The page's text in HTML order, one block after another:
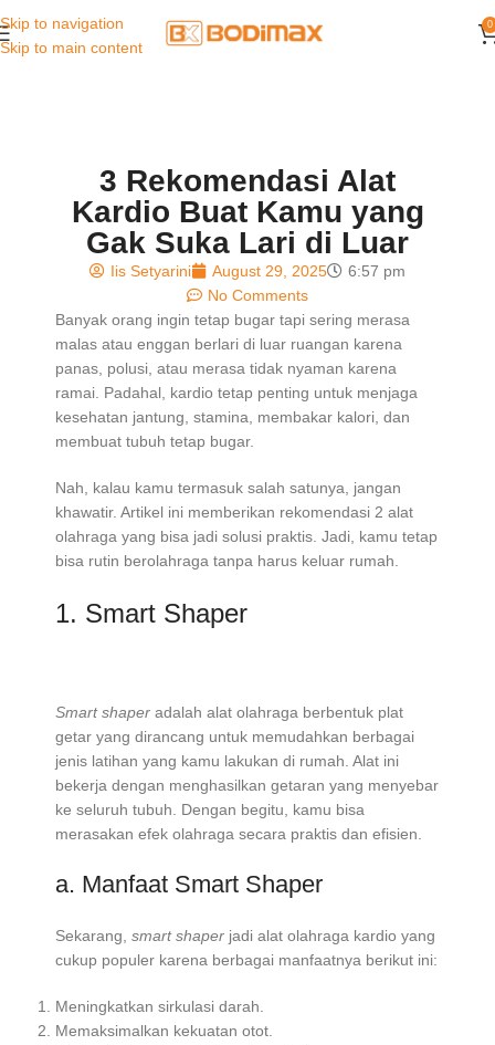
Skip to navigation
Skip to main content
0
3 Rekomendasi Alat
Kardio Buat Kamu yang
Gak Suka Lari di Luar
Iis Setyarini August 29, 2025
6:57 pm
No Comments
Banyak orang ingin tetap bugar tapi sering merasa
malas atau enggan berlari di luar ruangan karena
panas, polusi, atau merasa tidak nyaman karena
ramai. Padahal, kardio tetap penting untuk menjaga
kesehatan jantung, stamina, membakar kalori, dan
membuat tubuh tetap bugar.
Nah, kalau kamu termasuk salah satunya, jangan
khawatir. Artikel ini memberikan rekomendasi 2 alat
olahraga yang bisa jadi solusi praktis. Jadi, kamu tetap
bisa rutin berolahraga tanpa harus keluar rumah.
1. Smart Shaper
Smart shaper adalah alat olahraga berbentuk plat
getar yang dirancang untuk memudahkan berbagai
jenis latihan yang kamu lakukan di rumah. Alat ini
bekerja dengan menghasilkan getaran yang menyebar
ke seluruh tubuh. Dengan begitu, kamu bisa
merasakan efek olahraga secara praktis dan efisien.
a. Manfaat Smart Shaper
Sekarang, smart shaper jadi alat olahraga kardio yang
cukup populer karena berbagai manfaatnya berikut ini:
Meningkatkan sirkulasi darah.
Memaksimalkan kekuatan otot.